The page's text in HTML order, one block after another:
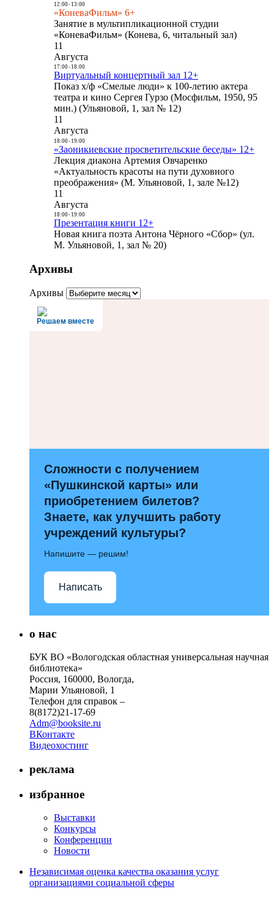
12:00- 13:00
«КоневаФильм» 6+
Занятие в мультипликационной студии
«КоневаФильм» (Конева, 6, читальный зал)
11
Августа
17:00- 18:00
Виртуальный концертный зал 12+
Показ х/ф «Смелые люди» к 100-летию актера
театра и кино Сергея Гурзо (Мосфильм, 1950, 95
мин.) (Ульяновой, 1, зал № 12)
11
Августа
18:00- 19:00
«Заоникиевские просветительские беседы» 12+
Лекция диакона Артемия Овчаренко
«Актуальность красоты на пути духовного
преображения» (М. Ульяновой, 1, зале №12)
11
Августа
18:00- 19:00
Презентация книги 12+
Новая книга поэта Антона Чёрного «Сбор» (ул.
М. Ульяновой, 1, зал № 20)
Архивы
Архивы
Решаем вместе
Сложности с получением
«Пушкинской карты» или
приобретением билетов?
Знаете, как улучшить работу
учреждений культуры?
Напишите — решим!
Написать
о нас
БУК ВО «Вологодская областная универсальная научная
библиотека»
Россия, 160000, Вологда,
Марии Ульяновой, 1
Телефон для справок –
8(8172)21-17-69
Adm@booksite.ru
ВКонтакте
Видеохостинг
реклама
избранное
Выставки
Конкурсы
Конференции
Новости
Независимая оценка качества оказания услуг
организациями социальной сферы